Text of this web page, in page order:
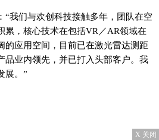
“我们与欢创科技接触多年，团队在空
累，核心技术在包括VR／AR领域在
的应用空间，目前已在激光雷达测距
品业内领先，并已打入头部客户。我
展。”
X 关闭